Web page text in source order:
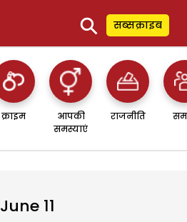
⚲ सब्सक्राइब
क्राइम
आपकी
समस्याएं
राजनीति
June 11